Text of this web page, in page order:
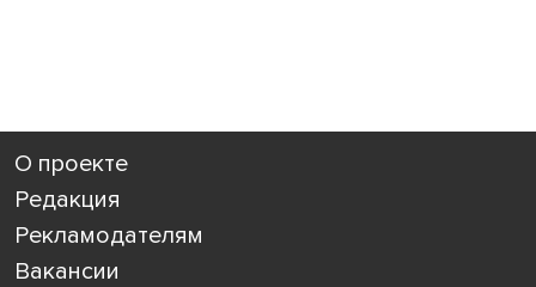
О проекте
Редакция
Рекламодателям
Вакансии